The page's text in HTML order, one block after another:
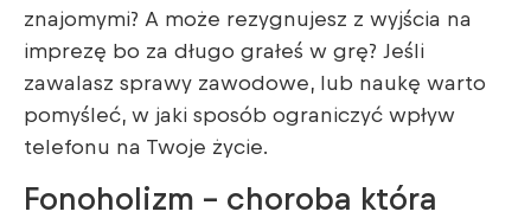
znajomymi? A może rezygnujesz z wyjścia na
imprezę bo za długo grałeś w grę? Jeśli
zawalasz sprawy zawodowe, lub naukę warto
pomyśleć, w jaki sposób ograniczyć wpływ
telefonu na Twoje życie.
Fonoholizm – choroba która